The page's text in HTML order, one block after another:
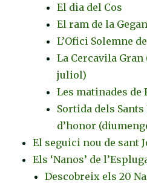
El dia del Cos
El ram de la
L’Ofici Solemne
La Cercavila
juliol)
Les matinades de
Sortida dels
d’honor
El seguici nou de sant
Els ‘Nanos’ de
Descobreix els 20